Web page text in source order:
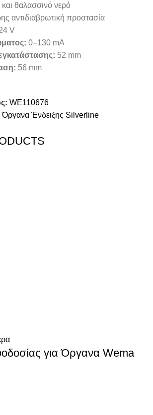
θαλασσινό νερό
αντιδιαβρωτική προστασία
V
0–130 mA
52 mm
56 mm
WE110676
Ένδειξης Silverline
για Όργανα Wema